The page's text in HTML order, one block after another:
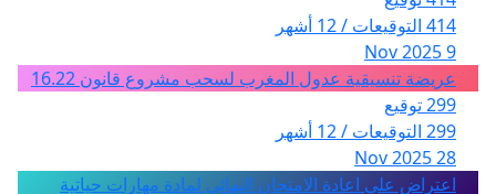
414 التوقيعات / 12 أشهر
9 Nov 2025
عريضة تنسيقية عدول المغرب لسحب مشروع قانون 16.22
299 توقيع
299 التوقيعات / 12 أشهر
28 Nov 2025
اعتراض على اعادة الامتحان النهائي لمادة مهارات حياتية